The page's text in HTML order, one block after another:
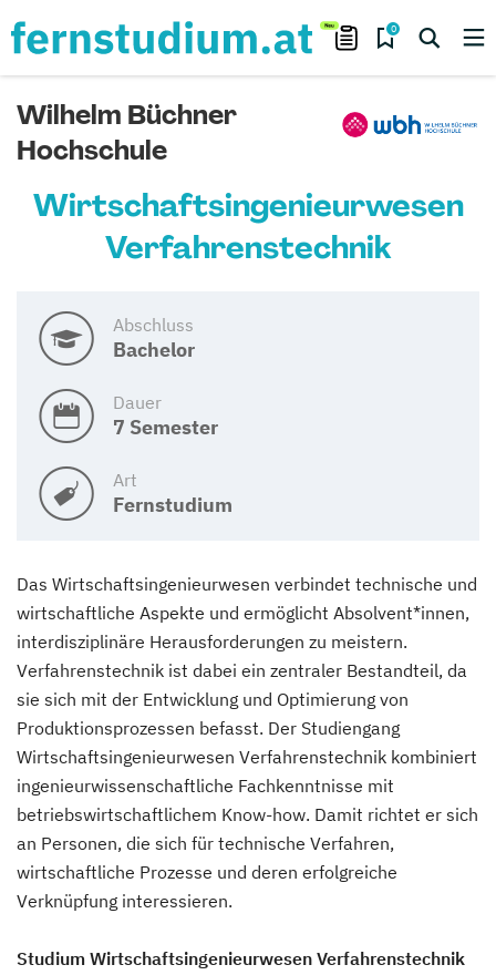
0
Wilhelm Büchner
Hochschule
Wirtschafts­ingenieur­wesen
Verfahrenstechnik
Abschluss
Bachelor
Dauer
7 Semester
Art
Fernstudium
Das Wirtschaftsingenieurwesen verbindet technische und
wirtschaftliche Aspekte und ermöglicht Absolvent*innen,
interdisziplinäre Herausforderungen zu meistern.
Verfahrenstechnik ist dabei ein zentraler Bestandteil, da
sie sich mit der Entwicklung und Optimierung von
Produktionsprozessen befasst. Der Studiengang
Wirtschaftsingenieurwesen Verfahrenstechnik kombiniert
ingenieurwissenschaftliche Fachkenntnisse mit
betriebswirtschaftlichem Know-how. Damit richtet er sich
an Personen, die sich für technische Verfahren,
wirtschaftliche Prozesse und deren erfolgreiche
Verknüpfung interessieren.
Studium Wirtschaftsingenieurwesen Verfahrenstechnik